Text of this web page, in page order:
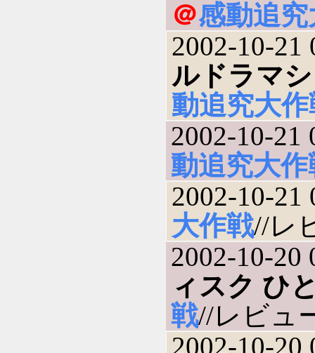
＠感動追
2002-10-21
ルドラマ
動追究大作
2002-10-21
動追究大作
2002-10-21
大作戦//レ
2002-10-20
ィスク ひ
戦//レビュ
2002-10-20